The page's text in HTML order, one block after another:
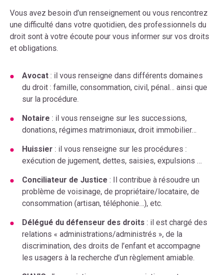
Vous avez besoin d’un renseignement ou vous rencontrez
une difficulté dans votre quotidien, des professionnels du
droit sont à votre écoute pour vous informer sur vos droits
et obligations.
Avocat : il vous renseigne dans différents domaines
du droit : famille, consommation, civil, pénal… ainsi que
sur la procédure.
Notaire : il vous renseigne sur les successions,
donations, régimes matrimoniaux, droit immobilier…
Huissier : il vous renseigne sur les procédures :
exécution de jugement, dettes, saisies, expulsions …
Conciliateur de Justice : Il contribue à résoudre un
problème de voisinage, de propriétaire/locataire, de
consommation (artisan, téléphonie…), etc.
Délégué du défenseur des droits : il est chargé des
relations « administrations/administrés », de la
discrimination, des droits de l’enfant et accompagne
les usagers à la recherche d’un règlement amiable.